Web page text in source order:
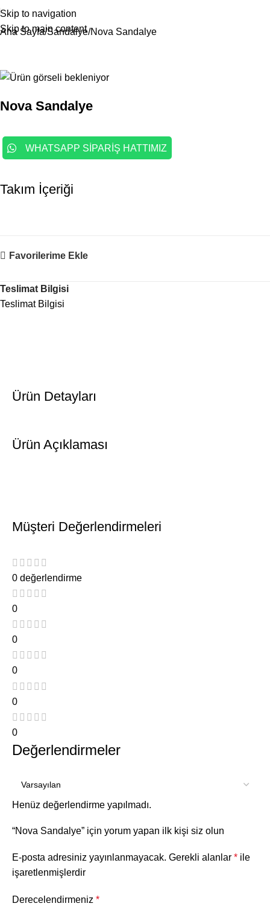
Skip to navigation
Skip to main content
Ana Sayfa Sandalye Nova Sandalye
Nova Sandalye
WHATSAPP SİPARİŞ HATTIMIZ
Takım İçeriği
Favorilerime Ekle
Teslimat Bilgisi
Teslimat Bilgisi
Ürün Detayları
Ürün Açıklaması
Müşteri Değerlendirmeleri
0 değerlendirme
0
0
0
0
0
Değerlendirmeler
Henüz değerlendirme yapılmadı.
“Nova Sandalye” için yorum yapan ilk kişi siz olun
E-posta adresiniz yayınlanmayacak. Gerekli alanlar * ile
işaretlenmişlerdir
Derecelendirmeniz *